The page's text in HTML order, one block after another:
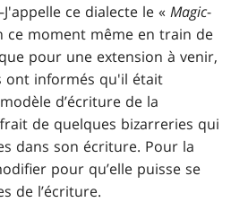
ce dialecte le «Magic-
ce moment même en train de
pour une extension à venir,
ont informés qu'il était
d’écriture de la
de quelques bizarreries qui
dans son écriture. Pour la
pour qu’elle puisse se
de l’écriture.